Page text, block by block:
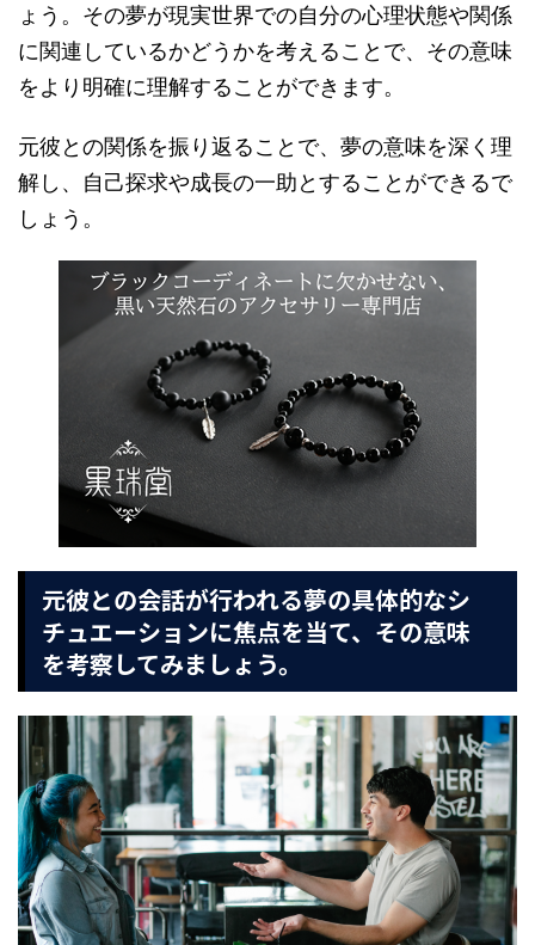
ょう。その夢が現実世界での自分の心理状態や関係
に関連しているかどうかを考えることで、その意味
をより明確に理解することができます。
元彼との関係を振り返ることで、夢の意味を深く理
解し、自己探求や成長の一助とすることができるで
しょう。
元彼との会話が行われる夢の具体的なシ
チュエーションに焦点を当て、その意味
を考察してみましょう。